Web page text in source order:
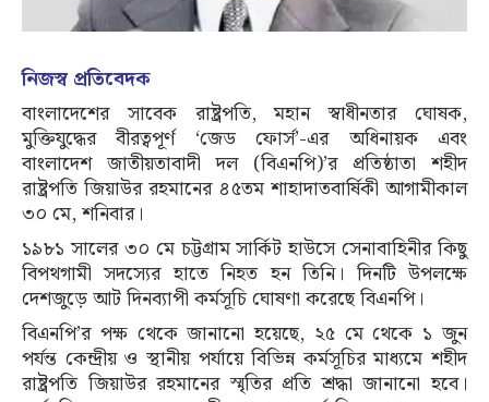
নিজস্ব প্রতিবেদক
বাংলাদেশের সাবেক রাষ্ট্রপতি, মহান স্বাধীনতার ঘোষক,
মুক্তিযুদ্ধের বীরত্বপূর্ণ ‘জেড ফোর্স’-এর অধিনায়ক এবং
বাংলাদেশ জাতীয়তাবাদী দল (বিএনপি)’র প্রতিষ্ঠাতা শহীদ
রাষ্ট্রপতি জিয়াউর রহমানের ৪৫তম শাহাদাতবার্ষিকী আগামীকাল
৩০ মে, শনিবার।
১৯৮১ সালের ৩০ মে চট্টগ্রাম সার্কিট হাউসে সেনাবাহিনীর কিছু
বিপথগামী সদস্যের হাতে নিহত হন তিনি। দিনটি উপলক্ষে
দেশজুড়ে আট দিনব্যাপী কর্মসূচি ঘোষণা করেছে বিএনপি।
বিএনপি’র পক্ষ থেকে জানানো হয়েছে, ২৫ মে থেকে ১ জুন
পর্যন্ত কেন্দ্রীয় ও স্থানীয় পর্যায়ে বিভিন্ন কর্মসূচির মাধ্যমে শহীদ
রাষ্ট্রপতি জিয়াউর রহমানের স্মৃতির প্রতি শ্রদ্ধা জানানো হবে।